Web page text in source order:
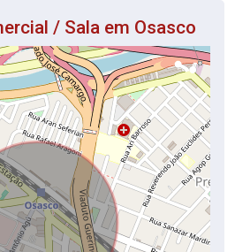
/ Sala em Osasco